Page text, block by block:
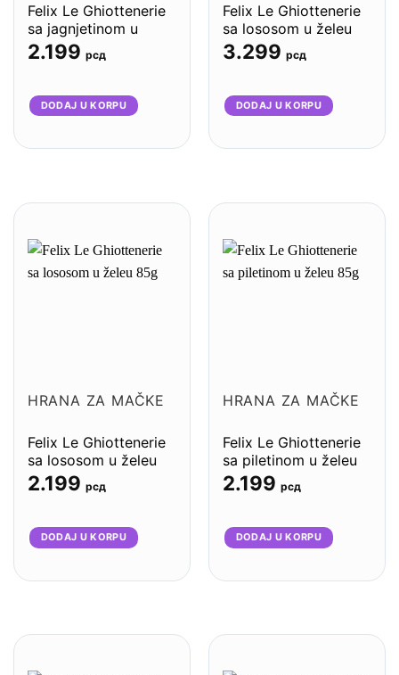
Felix Le Ghiottenerie
sa jagnjetinom u
želeu 85g –
26komada
2.199 рсд
DODAJ U KORPU
Felix Le Ghiottenerie
sa lososom u želeu
4x85g – 12komada
3.299 рсд
DODAJ U KORPU
HRANA ZA MAČKE
Felix Le Ghiottenerie
sa lososom u želeu
85g – 26komada
2.199 рсд
DODAJ U KORPU
HRANA ZA MAČKE
Felix Le Ghiottenerie
sa piletinom u želeu
85g – 26komada
2.199 рсд
DODAJ U KORPU